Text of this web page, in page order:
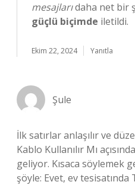
mesajlarıdaha net bir
güçlü biçimde iletildi.
Ekim 22, 2024 Yanıtla
Şule
İlk satırlar anlaşılır ve
Kablo Kullanılır Mı
geliyor. Kısaca söylemek
şöyle: Evet, ev